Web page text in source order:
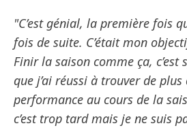
"C’est génial, la première fois
fois de suite. C’était mon
Finir la saison comme ça, c’est
que j’ai réussi à trouver de plus
performance au cours de la
c’est trop tard mais je ne suis